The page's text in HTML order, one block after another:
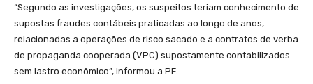
“Segundo as investigações, os suspeitos teriam conhecimento de
supostas fraudes contábeis praticadas ao longo de anos,
relacionadas a operações de risco sacado e a contratos de verba
de propaganda cooperada (VPC) supostamente contabilizados
sem lastro econômico”, informou a PF.